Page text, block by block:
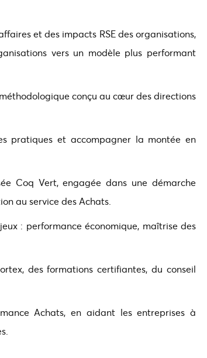
et des impacts RSE des organisations,
vers un modèle plus performant
conçu au cœur des directions
pratiques et accompagner la montée en
Coq Vert, engagée dans une démarche
au service des Achats.
: performance économique, maîtrise des
des formations certifiantes, du conseil
Achats, en aidant les entreprises à